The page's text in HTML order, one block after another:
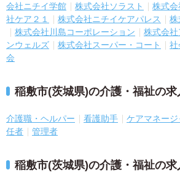
会社ニチイ学館
株式会社ソラスト 株式
社ケア２１
株式会社ニチイケアパレス
株
株式会社川島コーポレーション
株式会社
ンウェルズ
株式会社スーパー・コート
社
会
稲敷市(茨城県)の介護・福祉の
介護職・ヘルパー 看護助手 ケアマネージ
任者
管理者
稲敷市(茨城県)の介護・福祉の